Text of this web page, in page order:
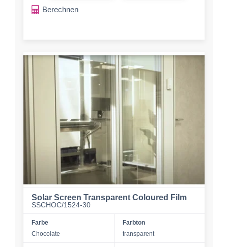
Berechnen
Solar Screen Transparent Coloured Film
SSCHOC/1524-30
Farbe
Chocolate
Farbton
transparent